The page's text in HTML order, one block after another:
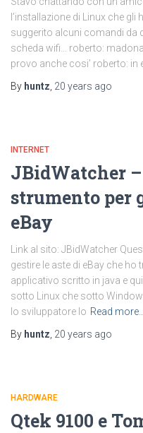
l’installazione di Linux che
suggerito alcuni comandi da
scheda wifi… roberto:
provo anche cosi’ roberto:
By huntz 20 years ago
INTERNET
JBidWatcher
strumento per
eBay
Link al sito: JBidWatcher
gestire le aste di eBay che ho
applicativo scritto in java e
sotto Linux che sotto
lo sviluppatore lo Read more…
By huntz 20 years ago
HARDWARE
Qtek 9100 e